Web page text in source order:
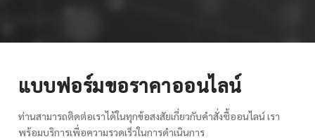
แบบฟอร์มขอราคาออนไลน์
ท่านสามารถติดต่อเราได้ในทุกข้อสงสัยเกี่ยวกับคำสั่งซื้ออนไลน์ เรา
พร้อมบริการเพื่อความรวดเร็วในการดำเนินการ